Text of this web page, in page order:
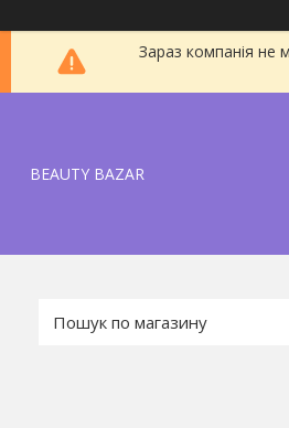
Зараз компанія не
BEAUTY BAZAR